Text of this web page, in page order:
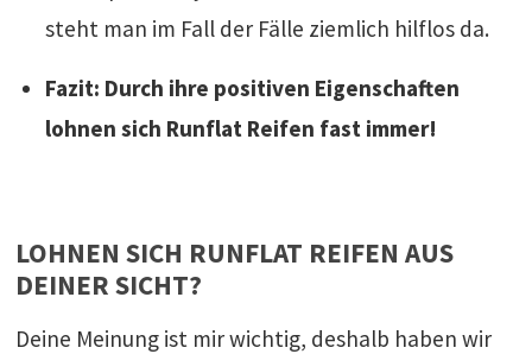
steht man im Fall der Fälle ziemlich hilflos da.
Fazit: Durch ihre positiven Eigenschaften
lohnen sich Runflat Reifen fast immer!
LOHNEN SICH RUNFLAT REIFEN AUS
DEINER SICHT?
Deine Meinung ist mir wichtig, deshalb haben wir